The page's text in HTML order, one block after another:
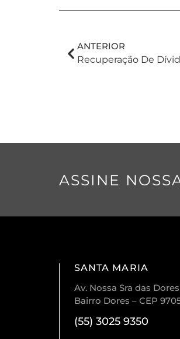
ANTERIOR
Recuperação De
ASSINE
SANTA MARIA
Av. Nossa Sra das
Bairro Dores – CEP
(55) 3025 9350